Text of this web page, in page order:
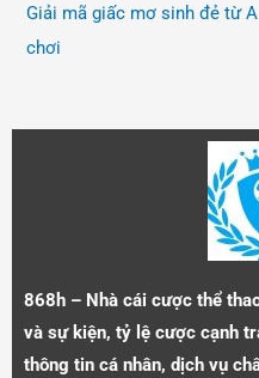
Giải mã giấc mơ sinh đẻ từ
chơi
868h – Nhà cái cược thể
và sự kiện, tỷ lệ cược cạnh
thông tin cá nhân, dịch vụ